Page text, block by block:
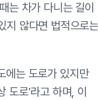
는 차가 다니는 길이
지 않다면 법적으로
에는 도로가 있지만
도로'라고 하며, 이